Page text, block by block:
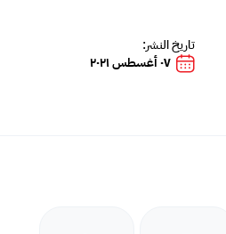
تاريخ النشر:
٠٧ أغسطس ٢٠٢١